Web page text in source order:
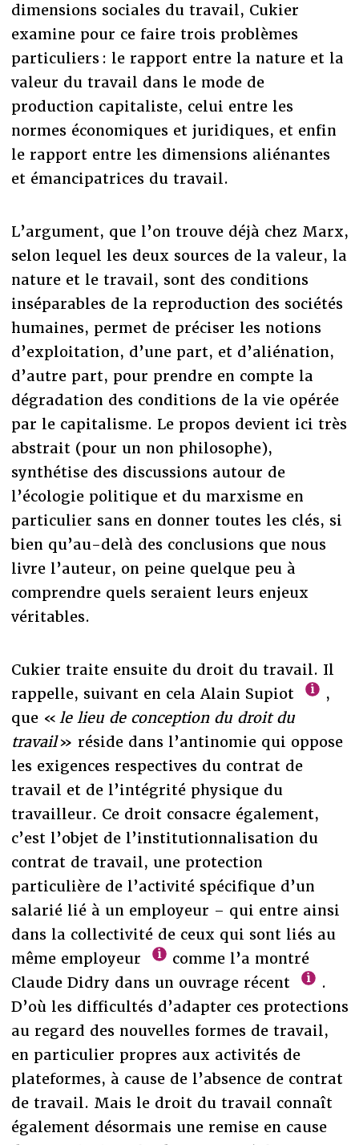
dimensions sociales du travail, Cukier
examine pour ce faire trois problèmes
particuliers : le rapport entre la nature et la
valeur du travail dans le mode de
production capitaliste, celui entre les
normes économiques et juridiques, et enfin
le rapport entre les dimensions aliénantes
et émancipatrices du travail.
L’argument, que l’on trouve déjà chez Marx,
selon lequel les deux sources de la valeur, la
nature et le travail, sont des conditions
inséparables de la reproduction des sociétés
humaines, permet de préciser les notions
d’exploitation, d’une part, et d’aliénation,
d’autre part, pour prendre en compte la
dégradation des conditions de la vie opérée
par le capitalisme. Le propos devient ici très
abstrait (pour un non philosophe),
synthétise des discussions autour de
l’écologie politique et du marxisme en
particulier sans en donner toutes les clés, si
bien qu’au-delà des conclusions que nous
livre l’auteur, on peine quelque peu à
comprendre quels seraient leurs enjeux
véritables.
Cukier traite ensuite du droit du travail. Il
rappelle, suivant en cela Alain Supiot
,
que « le lieu de conception du droit du
travail» réside dans l’antinomie qui oppose
les exigences respectives du contrat de
travail et de l’intégrité physique du
travailleur. Ce droit consacre également,
c’est l’objet de l’institutionnalisation du
contrat de travail, une protection
particulière de l’activité spécifique d’un
salarié lié à un employeur – qui entre ainsi
dans la collectivité de ceux qui sont liés au
même employeur
comme l’a montré
Claude Didry dans un ouvrage récent
.
D’où les difficultés d’adapter ces protections
au regard des nouvelles formes de travail,
en particulier propres aux activités de
plateformes, à cause de l’absence de contrat
de travail. Mais le droit du travail connaît
également désormais une remise en cause